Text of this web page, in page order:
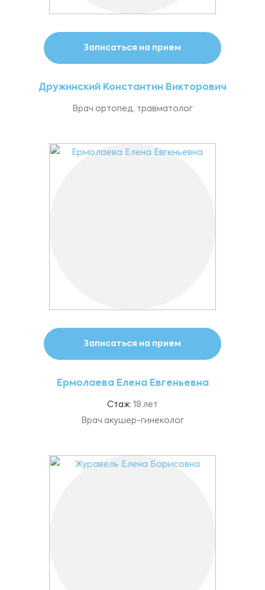
Записаться на прием
Дружинский Константин Викторович
Врач ортопед, травматолог
Записаться на прием
Ермолаева Елена Евгеньевна
Стаж: 18 лет
Врач акушер-гинеколог